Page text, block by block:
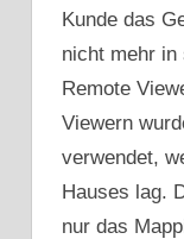
Kunde das
nicht mehr in
Remote
Viewern
verwendet,
Hauses lag.
nur das